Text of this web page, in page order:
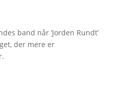
band når ’Jorden Rundt’
der mere er